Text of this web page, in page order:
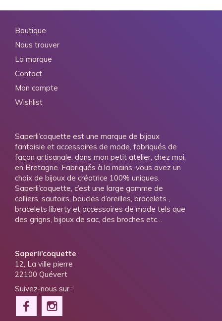
Boutique
Nous trouver
La marque
Contact
Mon compte
Wishlist
Saperli’coquette est une marque de bijoux
fantaisie et accessoires de mode, fabriqués de
façon artisanale, dans mon petit atelier, chez moi,
en Bretagne. Fabriqués à la mains, vous avez un
choix de bijoux de créatrice 100% uniques.
Saperli’coquette, c’est une large gamme de
colliers, sautoirs, boucles d’oreilles, bracelets ,
bracelets liberty et accessoires de mode tels que
des grigris, bijoux de sac, des broches etc…
Saperli’coquette
12, La ville pierre
22100 Quévert
Suivez-nous sur :